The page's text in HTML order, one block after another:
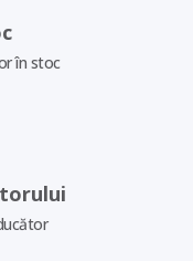
în stoc